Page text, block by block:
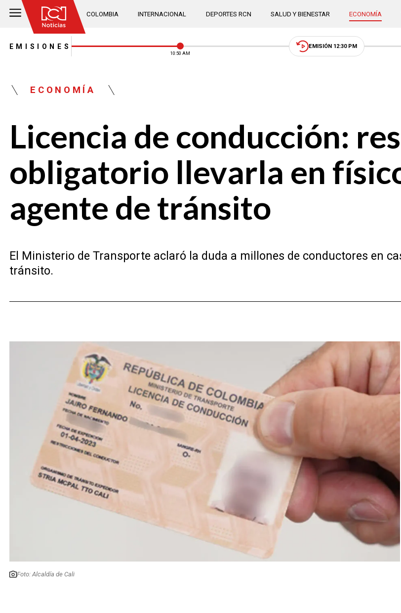
COLOMBIA INTERNACIONAL DEPORTES RCN SALUD Y BIENESTAR ECONOMÍA
EMISIONES
10:50 AM
EMISIÓN 12:30 PM
ECONOMÍA
Licencia de conducción:
obligatorio llevarla en
agente de tránsito
El Ministerio de Transporte aclaró la duda a millones de conductores en
tránsito.
Foto: Alcaldía de Cali